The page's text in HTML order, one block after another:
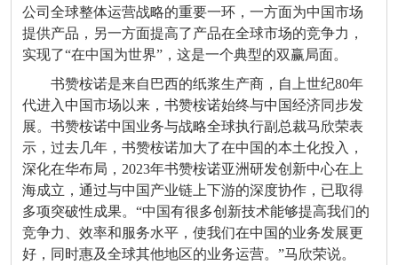
公司全球整体运营战略的重要一环，一方面为中国市场
提供产品，另一方面提高了产品在全球市场的竞争力，
实现了“在中国为世界”，这是一个典型的双赢局面。
书赞桉诺是来自巴西的纸浆生产商，自上世纪80年
代进入中国市场以来，书赞桉诺始终与中国经济同步发
展。书赞桉诺中国业务与战略全球执行副总裁马欣荣表
示，过去几年，书赞桉诺加大了在中国的本土化投入，
深化在华布局，2023年书赞桉诺亚洲研发创新中心在上
海成立，通过与中国产业链上下游的深度协作，已取得
多项突破性成果。“中国有很多创新技术能够提高我们的
竞争力、效率和服务水平，使我们在中国的业务发展更
好，同时惠及全球其他地区的业务运营。”马欣荣说。